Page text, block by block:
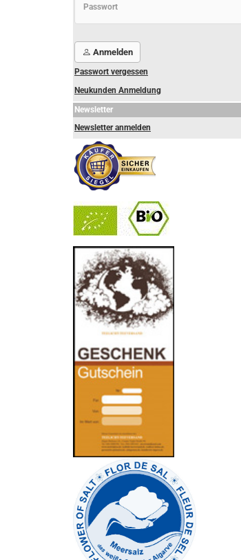
Anmelden
Passwort vergessen
Neukunden Anmeldung
Newsletter
Newsletter anmelden